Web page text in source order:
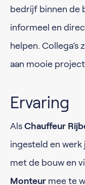
bedrijf binnen de
informeel en
helpen.
aan mooie
Ervaring
Als Chauffeur
ingesteld en werk
met de bouw en
Monteur mee te